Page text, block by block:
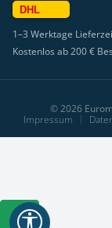
DHL
1–3 Werktage
Kostenlos ab 200 €
© 2026
Impressum
Werkzeugleiste
anzeigen